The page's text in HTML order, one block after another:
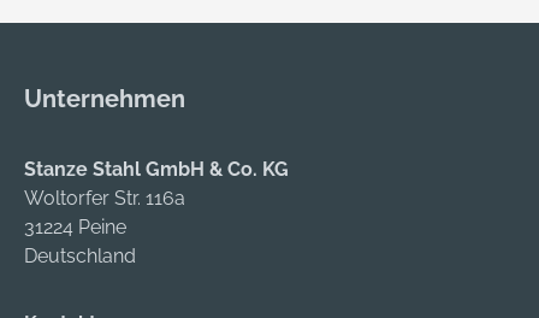
Unternehmen
Stanze Stahl GmbH & Co. KG
Woltorfer Str. 116a
31224 Peine
Deutschland